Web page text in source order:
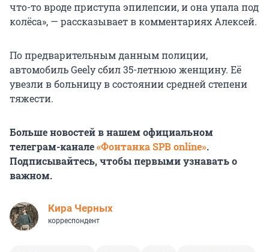
что-то вроде приступа эпилепсии, и она упала под
колёса», — рассказывает в комментариях Алексей.
По предварительным данным полиции,
автомобиль Geely сбил 35-летнюю женщину. Её
увезли в больницу в состоянии средней степени
тяжести.
Больше новостей в нашем официальном
телеграм-канале«Фонтанка SPB online».
Подписывайтесь, чтобы первыми узнавать о
важном.
Кира Черных
корреспондент